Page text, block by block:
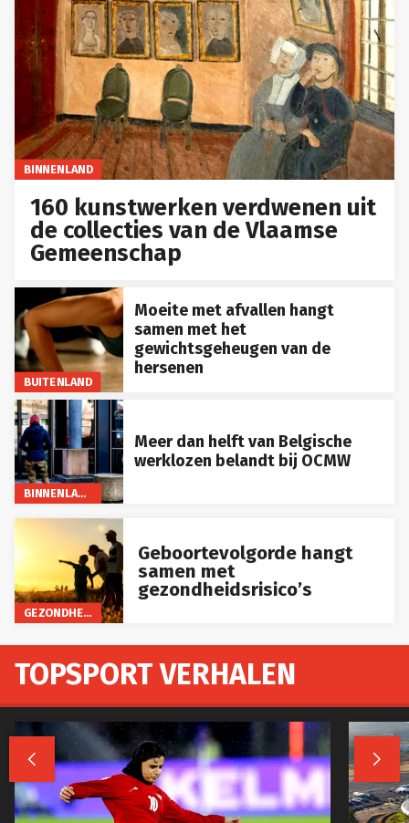
BINNENLAND
160 kunstwerken verdwenen uit
de collecties van de Vlaamse
Gemeenschap
BUITENLAND
Moeite met afvallen hangt
samen met het
gewichtsgeheugen van de
hersenen
BINNENLAND
Meer dan helft van Belgische
werklozen belandt bij OCMW
GEZONDHEID
Geboortevolgorde hangt
samen met
gezondheidsrisico’s
TOPSPORT VERHALEN
 